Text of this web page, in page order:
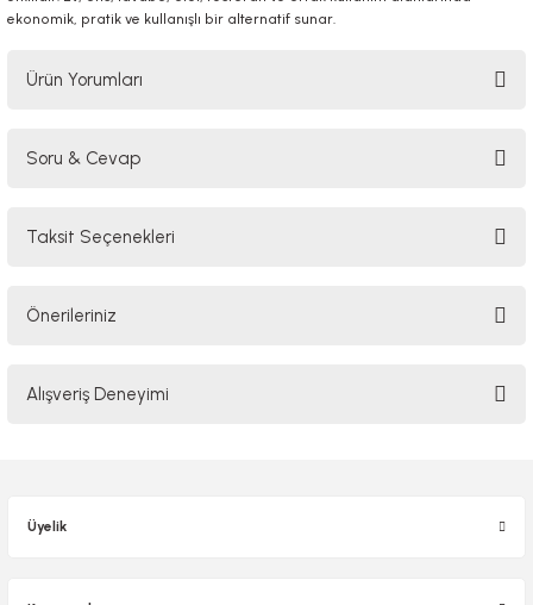
ekonomik, pratik ve kullanışlı bir alternatif sunar.
Ürün Yorumları
Soru & Cevap
Taksit Seçenekleri
Önerileriniz
yetersiz gördüğünüz noktaları öneri formunu kullanarak tarafımıza
Ürün açıklamasında eksik bilgiler bulunuyor.
Alışveriş Deneyimi
Üyelik